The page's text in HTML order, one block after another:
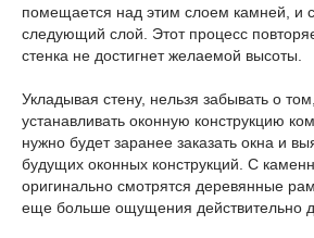
помещается над этим слоем камней, и
следующий слой. Этот процесс
стенка не достигнет желаемой высоты.
Укладывая стену, нельзя забывать о
устанавливать оконную конструкцию
нужно будет заранее заказать окна и
будущих оконных конструкций. С
оригинально смотрятся деревянные
еще больше ощущения действительно